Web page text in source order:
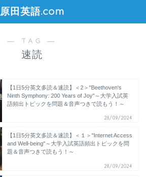
原田英語.com
― TAG ―
速読
【1日5分英文多読＆速読】＜2＞"Beethoven's
Ninth Symphony: 200 Years of Joy"～大学入試英
語頻出トピックを問題＆音声つきで読もう！～
28/09/2024
【1日5分英文多読＆速読】＜１＞"Internet Access
and Well-being"～大学入試英語頻出トピックを問
題＆音声つきで読もう！～
28/09/2024